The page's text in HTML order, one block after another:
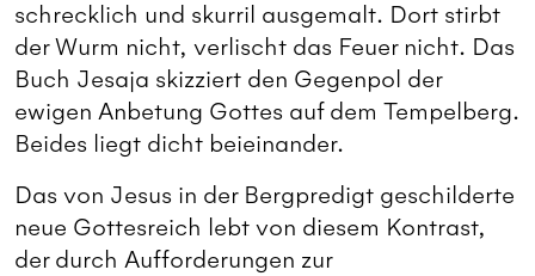
schrecklich und skurril ausgemalt. Dort stirbt
der Wurm nicht, verlischt das Feuer nicht. Das
Buch Jesaja skizziert den Gegenpol der
ewigen Anbetung Gottes auf dem Tempelberg.
Beides liegt dicht beieinander.
Das von Jesus in der Bergpredigt geschilderte
neue Gottesreich lebt von diesem Kontrast,
der durch Aufforderungen zur